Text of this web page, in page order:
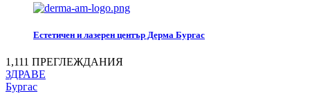
Естетичен и лазерен център Дерма Бургас
1,111 ПРЕГЛЕЖДАНИЯ
ЗДРАВЕ
Бургас